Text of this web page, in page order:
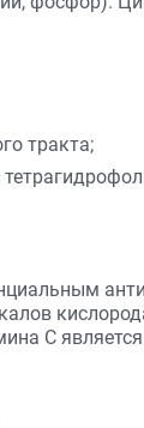
тракта;
С